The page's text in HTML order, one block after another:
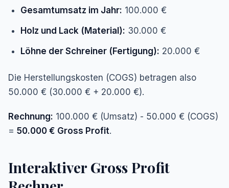
Gesamtumsatz im Jahr: 100.000 €
Holz und Lack (Material): 30.000 €
Löhne der Schreiner (Fertigung): 20.000 €
Die Herstellungskosten (COGS) betragen also
50.000 € (30.000 € + 20.000 €).
Rechnung: 100.000 € (Umsatz) - 50.000 € (COGS)
= 50.000 € Gross Profit.
Interaktiver Gross Profit